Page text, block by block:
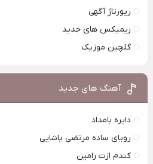
رپورتاژ آگهی
ریمیکس های جدید
گلچین موزیک
آهنگ های جدید
دایره بامداد
رویای ساده مرتضی پاشایی
کندم ازت رامین